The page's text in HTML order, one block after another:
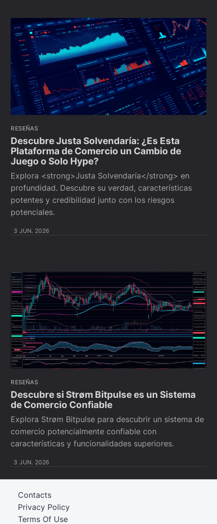
RESEÑAS
Descubre Justa Solvendaría: ¿Es Esta
Plataforma de Comercio un Cambio de
Juego o Solo Hype?
Explora <strong>Justa Solvendaría</strong> en
profundidad. Descubre su verdad, características
potentes y credibilidad junto con los riesgos
potenciales.
3 JUN. 2026
RESEÑAS
Descubre si Strøm Bitpulse es un Sistema
de Comercio Confiable
Explora Strøm Bitpulse para descubrir un sistema de
comercio potencialmente confiable con
características y funcionalidades superiores.
3 JUN. 2026
Terms Of Use
Privacy Policy
Contacts